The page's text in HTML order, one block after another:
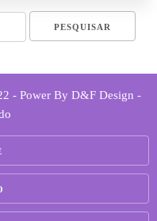
- Power By D&F Design -